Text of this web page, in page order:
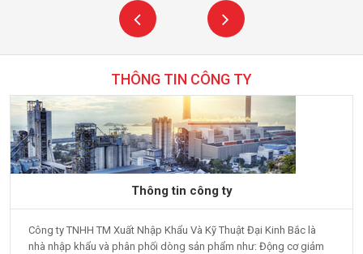
THÔNG TIN CÔNG TY
Thông tin công ty
Công ty TNHH TM Xuất Nhập Khẩu Và Kỹ Thuật Đại Kinh Bắc là
nhà nhập khẩu và phân phối dòng sản phẩm như: Động cơ giảm